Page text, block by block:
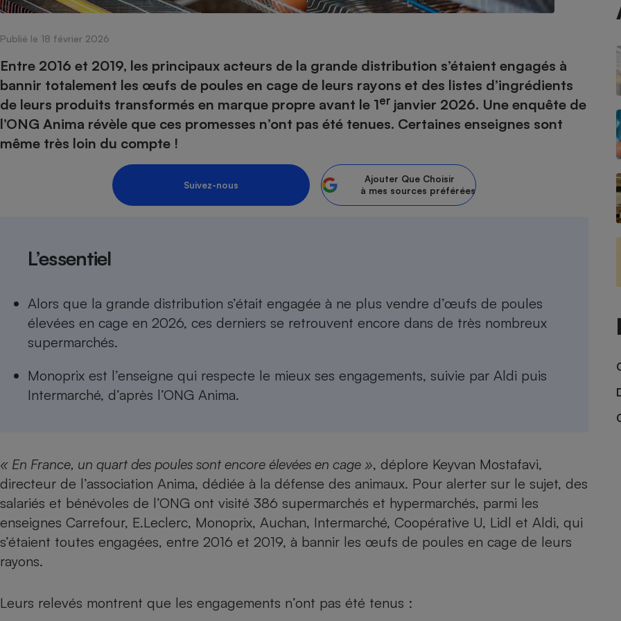
Publié le 18 février 2026
Entre 2016 et 2019, les principaux acteurs de la grande distribution s’étaient engagés à
bannir totalement les œufs de poules en cage de leurs rayons et des listes d’ingrédients
de leurs produits transformés en marque propre avant le 1er janvier 2026. Une enquête de
l’ONG Anima révèle que ces promesses n’ont pas été tenues. Certaines enseignes sont
même très loin du compte !
Suivez-nous
Ajouter Que Choisir
à mes sources préférées
L’essentiel
Alors que la grande distribution s’était engagée à ne plus vendre d’œufs de poules
élevées en cage en 2026, ces derniers se retrouvent encore dans de très nombreux
supermarchés.
Monoprix est l’enseigne qui respecte le mieux ses engagements, suivie par Aldi puis
Intermarché, d’après l’ONG Anima.
« En France, un quart des poules sont encore élevées en cage », déplore Keyvan Mostafavi,
directeur de l’association Anima, dédiée à la défense des animaux. Pour alerter sur le sujet, des
salariés et bénévoles de l’ONG ont visité 386 supermarchés et hypermarchés, parmi les
enseignes Carrefour, E.Leclerc, Monoprix, Auchan, Intermarché, Coopérative U, Lidl et Aldi, qui
s’étaient toutes engagées, entre 2016 et 2019, à bannir les œufs de poules en cage de leurs
rayons.
Leurs relevés montrent que les engagements n’ont pas été tenus :
Complément
alimentaire
Foie gras
Champagne - Comment choisir une
bouteille de champagne
Assurance emprunteur Assurance vie
Banque en ligne
Petit électroménager - Ustensile
Plaque de cuisson à
induction
Four encastrable
Climatiseur -
Ventilateur
Aspirateur
Internet
Smartphone
numérique
Antivirus
Poêle à granulés
Radiateur électrique Électricité - Gaz
Ventilateur
Aide auditive